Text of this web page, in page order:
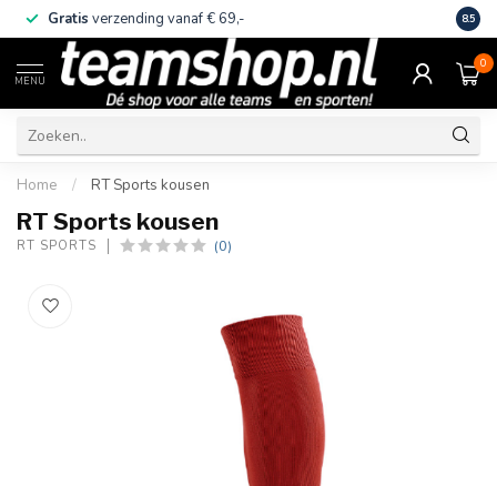
Gratis verzending vanaf € 69,- Eigen
8.5
MENU
0
Home / RT Sports kousen
RT Sports kousen
RT SPORTS (0)